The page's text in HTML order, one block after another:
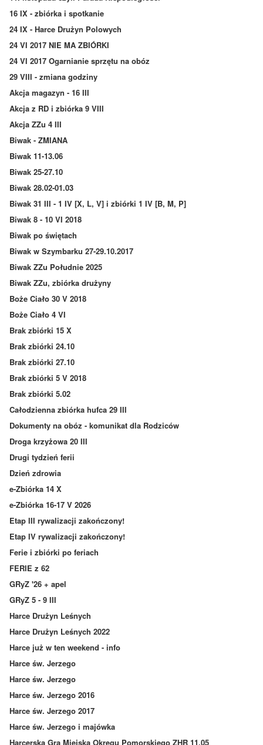
16 IX - zbiórka i spotkanie
24 IX - Harce Drużyn Polowych
24 VI 2017 NIE MA ZBIÓRKI
24 VI 2017 Ogarnianie sprzętu na obóz
29 VIII - zmiana godziny
Akcja magazyn - 16 III
Akcja z RD i zbiórka 9 VIII
Akcja ZZu 4 III
Biwak - ZMIANA
Biwak 11-13.06
Biwak 25-27.10
Biwak 28.02-01.03
Biwak 31 III - 1 IV [X, L, V] i zbiórki 1 IV [B, M, P]
Biwak 8 - 10 VI 2018
Biwak po świętach
Biwak w Szymbarku 27-29.10.2017
Biwak ZZu Południe 2025
Biwak ZZu, zbiórka drużyny
Boże Ciało 30 V 2018
Boże Ciało 4 VI
Brak zbiórki 15 X
Brak zbiórki 24.10
Brak zbiórki 27.10
Brak zbiórki 5 V 2018
Brak zbiórki 5.02
Całodzienna zbiórka hufca 29 III
Dokumenty na obóz - komunikat dla Rodziców
Droga krzyżowa 20 III
Drugi tydzień ferii
Dzień zdrowia
e-Zbiórka 14 X
e-Zbiórka 16-17 V 2026
Etap III rywalizacji zakończony!
Etap IV rywalizacji zakończony!
Ferie i zbiórki po feriach
FERIE z 62
GRyZ '26 + apel
GRyZ 5 - 9 III
Harce Drużyn Leśnych
Harce Drużyn Leśnych 2022
Harce już w ten weekend - info
Harce św. Jerzego
Harce św. Jerzego
Harce św. Jerzego 2016
Harce św. Jerzego 2017
Harce św. Jerzego i majówka
Harcerska Gra Miejska Okręgu Pomorskiego ZHR 11.05